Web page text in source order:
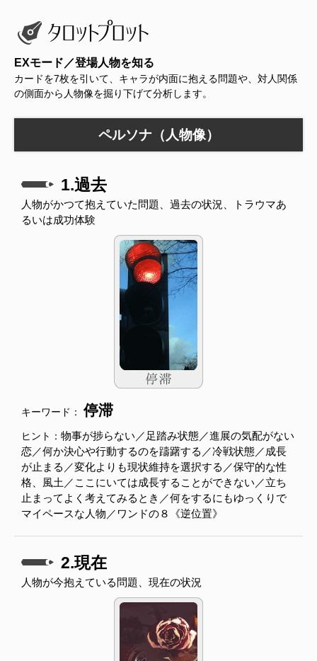
EXモード／登場人物を知る
カードを7枚を引いて、キャラが内面に抱える問題や、対人関係
の側面から人物像を掘り下げて分析します。
ペルソナ（人物像）
1.過去
人物がかつて抱えていた問題、過去の状況、トラウマあ
るいは成功体験
キーワード：停滞
ヒント： 物事が捗らない／足踏み状態／進展の気配がない
恋／何か決心や行動するのを躊躇する／冷戦状態／成長
が止まる／変化よりも現状維持を選択する／保守的な性
格、風土／ここにいては成長することができない／立ち
止まってよく考えてみるとき／何をするにもゆっくりで
マイペースな人物／ワンドの８《逆位置》
2.現在
人物が今抱えている問題、現在の状況